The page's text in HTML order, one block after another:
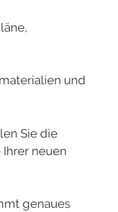
und
Sie die
neuen
genaues